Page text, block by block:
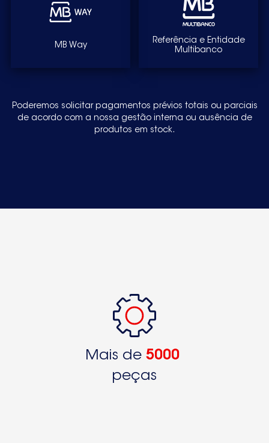
MB Way
Referência e Entidade
Multibanco
Poderemos solicitar pagamentos prévios totais ou parciais
de acordo com a nossa gestão interna ou ausência de
produtos em stock.
Mais de 5000
peças